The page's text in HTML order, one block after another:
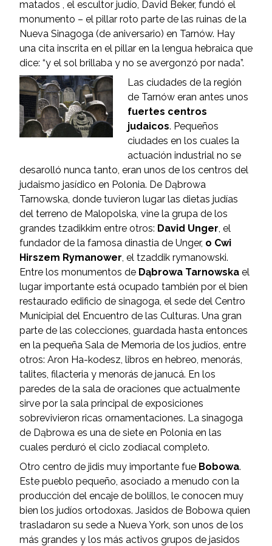
matados , el escultor judío, David Beker, fundó el
monumento – el pillar roto parte de las ruinas de la
Nueva Sinagoga (de aniversario) en Tarnów. Hay
una cita inscrita en el pillar en la lengua hebraica que
dice: “y el sol brillaba y no se avergonzó por nada”.
Las ciudades de la región
de Tarnów eran antes unos
fuertes centros
judaicos. Pequeños
ciudades en los cuales la
actuación industrial no se
desarolló nunca tanto, eran unos de los centros del
judaismo jasídico en Polonia. De Dąbrowa
Tarnowska, donde tuvieron lugar las dietas judías
del terreno de Malopolska, vine la grupa de los
grandes tzadikkim entre otros: David Unger , el
fundador de la famosa dinastia de Unger, o Cwi
Hirszem Rymanower , el tzaddik rymanowski.
Entre los monumentos de Dąbrowa Tarnowska el
lugar importante está ocupado también por el bien
restaurado edificio de sinagoga, el sede del Centro
Municipial del Encuentro de las Culturas. Una gran
parte de las colecciones, guardada hasta entonces
en la pequeña Sala de Memoria de los judíos, entre
otros: Aron Ha-kodesz, libros en hebreo, menorás,
talites, filacteria y menorás de janucá. En los
paredes de la sala de oraciones que actualmente
sirve por la sala principal de exposiciones
sobrevivieron ricas ornamentaciones. La sinagoga
de Dąbrowa es una de siete en Polonia en las
cuales perduró el ciclo zodiacal completo.
Otro centro de jidis muy importante fue Bobowa.
Este pueblo pequeño, asociado a menudo con la
producción del encaje de bolillos, le conocen muy
bien los judíos ortodoxas. Jasidos de Bobowa quien
trasladaron su sede a Nueva York, son unos de los
más grandes y los más activos grupos de jasidos